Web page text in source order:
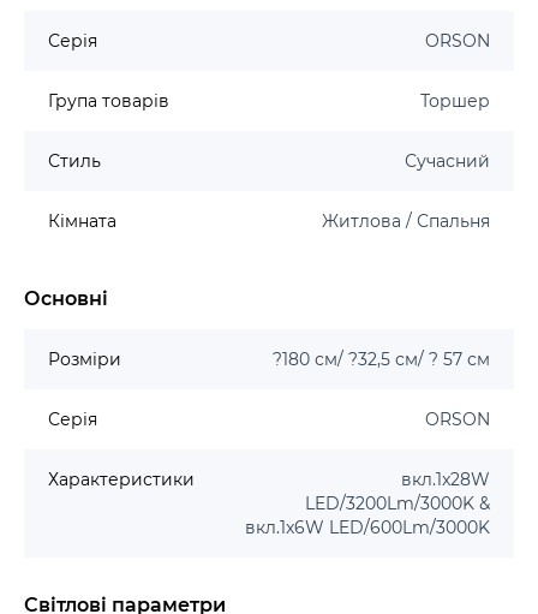
Серія ORSON
Група товарів Торшер
Стиль Сучасний
Кімната Житлова / Спальня
Основні
Розміри ?180 см/ ?32,5 см/ ? 57 см
Серія ORSON
Характеристики
вкл.1x28W
LED/3200Lm/3000K &
вкл.1x6W LED/600Lm/3000K
Світлові параметри